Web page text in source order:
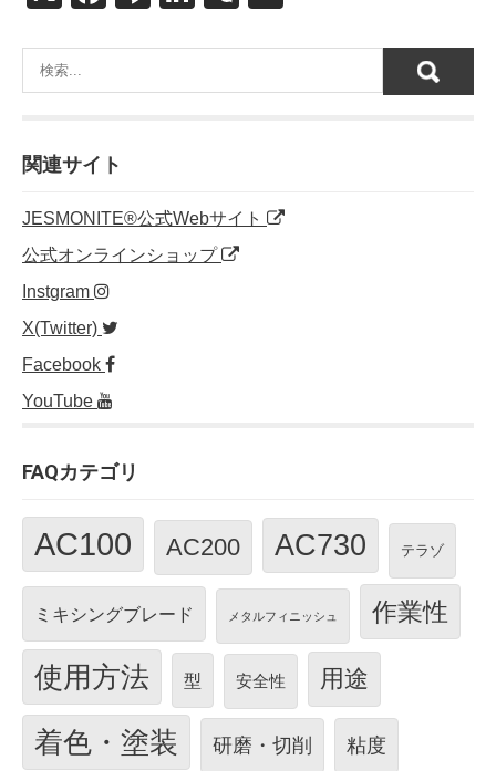
c
e
o
o
k
e
k
e
C
h
ail
関連サイト
JESMONITE®公式Webサイト
公式オンラインショップ
Instgram
X(Twitter)
Facebook
YouTube
FAQカテゴリ
AC100 AC200 AC730 テラゾ
ミキシングブレード メタルフィニッシュ 作業性
使用方法 型 安全性 用途
着色・塗装 研磨・切削 粘度